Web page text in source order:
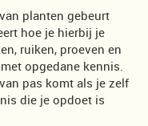
planten gebeurt
hoe je hierbij je
ruiken, proeven en
opgedane kennis.
pas komt als je zelf
die je opdoet is